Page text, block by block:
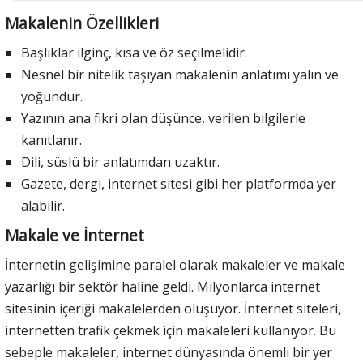
Makalenin Özellikleri
Başlıklar ilginç, kısa ve öz seçilmelidir.
Nesnel bir nitelik taşıyan makalenin anlatımı yalın ve
yoğundur.
Yazının ana fikri olan düşünce, verilen bilgilerle
kanıtlanır.
Dili, süslü bir anlatımdan uzaktır.
Gazete, dergi, internet sitesi gibi her platformda yer
alabilir.
Makale ve İnternet
İnternetin gelişimine paralel olarak makaleler ve makale
yazarlığı bir sektör haline geldi. Milyonlarca internet
sitesinin içeriği makalelerden oluşuyor. İnternet siteleri,
internetten trafik çekmek için makaleleri kullanıyor. Bu
sebeple makaleler, internet dünyasında önemli bir yer